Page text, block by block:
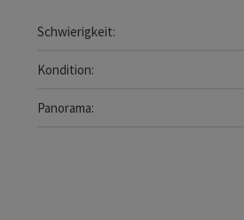
Schwierigkeit:
Leicht
Kondition:
Leicht
Panorama:
Traumtour